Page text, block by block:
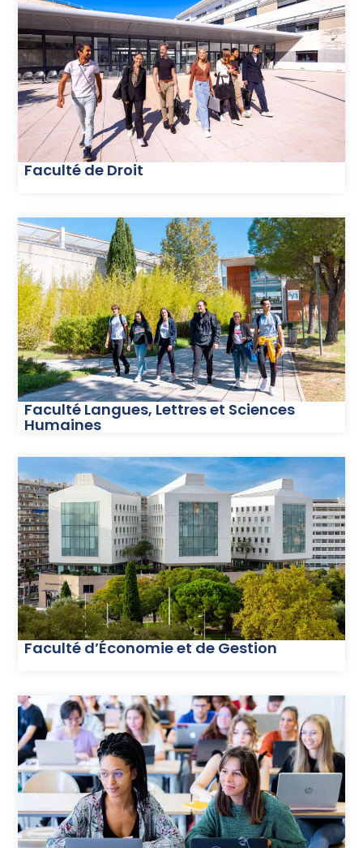
Faculté de Droit
Faculté Langues, Lettres et Sciences
Humaines
Faculté d’Économie et de Gestion